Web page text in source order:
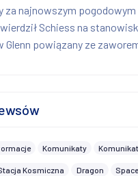
za najnowszym
Schiess na
Glenn powiązany ze
Komunikaty
Kosmiczna Dragon